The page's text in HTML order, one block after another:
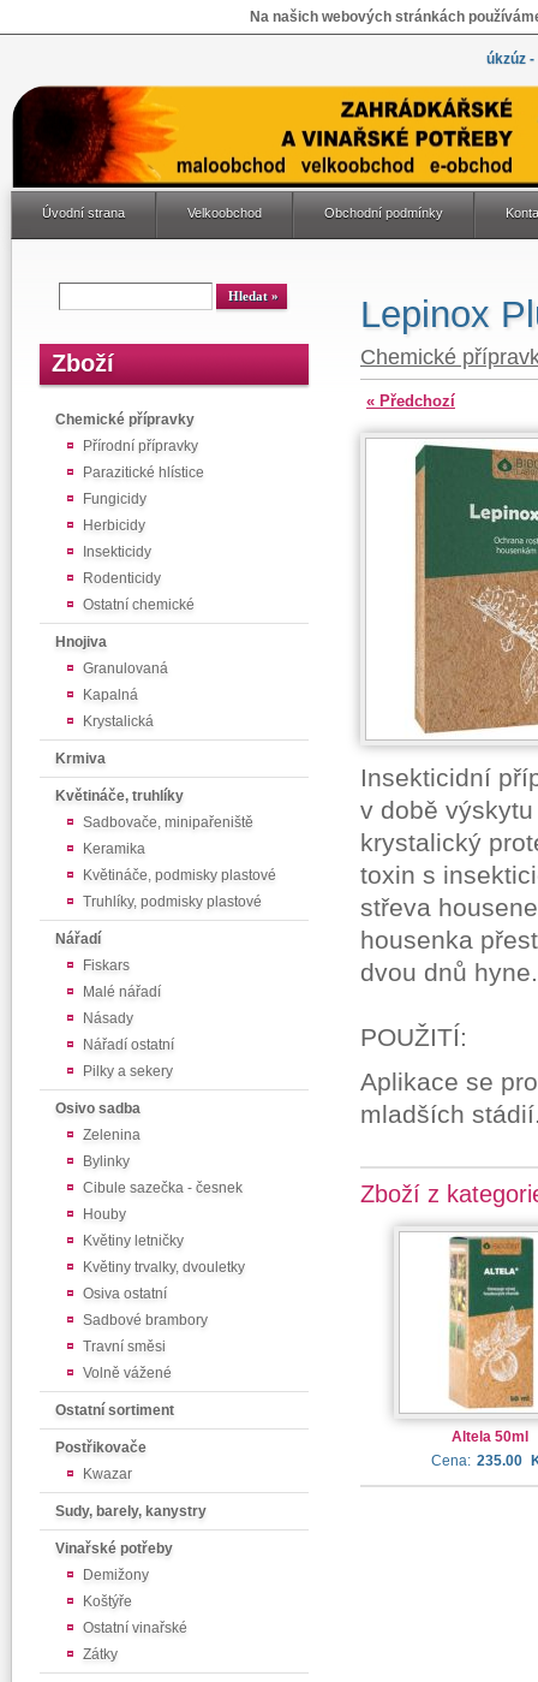
Na našich webových stránkách
úkzúz
Úvodní strana Velkoobchod Obchodní podmínky
Zboží
Chemické přípravky
Přírodní přípravky
Parazitické hlístice
Fungicidy
Herbicidy
Insekticidy
Rodenticidy
Ostatní chemické
Hnojiva
Granulovaná
Kapalná
Krystalická
Krmiva
Květináče, truhlíky
Sadbovače, minipařeniště
Keramika
Květináče, podmisky plastové
Truhlíky, podmisky plastové
Nářadí
Fiskars
Malé nářadí
Násady
Nářadí ostatní
Pilky a sekery
Osivo sadba
Zelenina
Bylinky
Cibule sazečka - česnek
Houby
Květiny letničky
Květiny trvalky, dvouletky
Osiva ostatní
Sadbové brambory
Travní směsi
Volně vážené
Ostatní sortiment
Postřikovače
Kwazar
Sudy, barely, kanystry
Vinařské potřeby
Demižony
Koštýře
Ostatní vinařské
Zátky
Lepinox
Chemické
« Předchozí
Insekticidní
v době
krystalický
toxin s
střeva
housenka
dvou dnů hyne.
POUŽITÍ:
Aplikace se
mladších
Zboží z
Altela 50ml
Cena: 235.00